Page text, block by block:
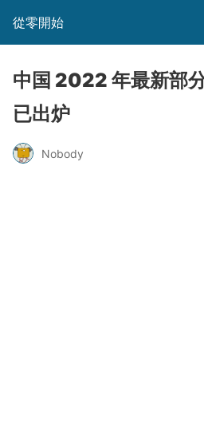
從零開始
中国 2022 年最新部
已出炉
Nobody